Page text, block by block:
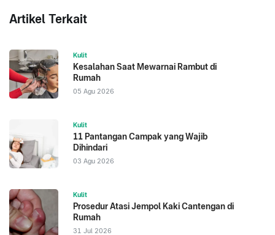
Artikel Terkait
Kulit
Kesalahan Saat Mewarnai Rambut di
Rumah
05 Agu 2026
Kulit
11 Pantangan Campak yang Wajib
Dihindari
03 Agu 2026
Kulit
Prosedur Atasi Jempol Kaki Cantengan di
Rumah
31 Jul 2026